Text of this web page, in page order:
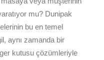
mu? Dunipak
bu en temel
aynı zamanda bir
kutusu çözümleriyle